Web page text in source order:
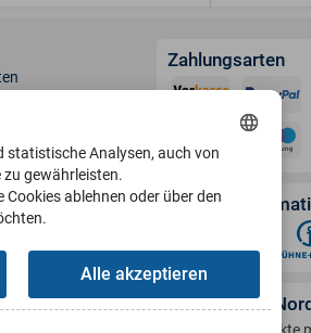
Zahlungsarten
Handwerk in
statistische Analysen, auch von
gewährleisten.
ablehnen oder über den
Alle akzeptieren